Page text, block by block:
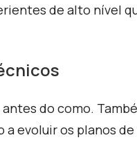
de alto nível
do como.
evoluir os planos